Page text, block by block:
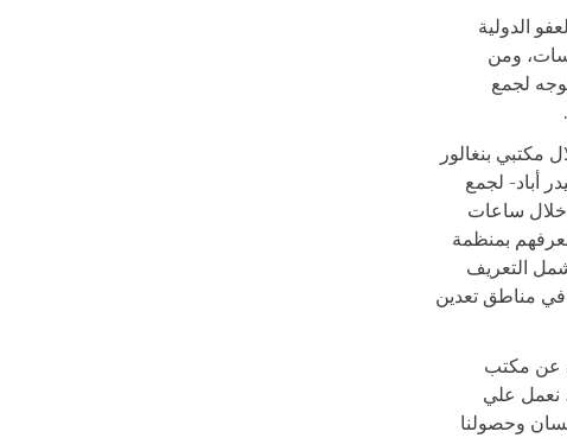
الدولية
ومن
لجمع
مكتبي بنغالور
أباد- لجمع
خلال ساعات
بمنظمة
هذه المحادثة حوالي 15 دقيقة وتشمل التعريف
في مناطق تعدين
عن مكتب
نعمل علي
وحصولنا